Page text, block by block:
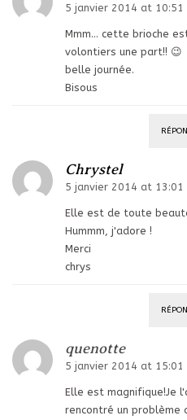
5 janvier 2014 at 10:51
Mmm… cette brioche
volontiers une part!! 😉
belle journée.
Bisous
Chrystel
5 janvier 2014 at 13:01
Elle est de toute
Hummm, j'adore !
Merci
chrys
quenotte
5 janvier 2014 at 15:01
Elle est magnifique!Je
rencontré un problème